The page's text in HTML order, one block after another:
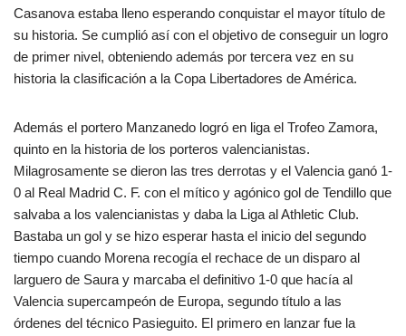
Casanova estaba lleno esperando conquistar el mayor título de
su historia. Se cumplió así con el objetivo de conseguir un logro
de primer nivel, obteniendo además por tercera vez en su
historia la clasificación a la Copa Libertadores de América.
Además el portero Manzanedo logró en liga el Trofeo Zamora,
quinto en la historia de los porteros valencianistas.
Milagrosamente se dieron las tres derrotas y el Valencia ganó 1-
0 al Real Madrid C. F. con el mítico y agónico gol de Tendillo que
salvaba a los valencianistas y daba la Liga al Athletic Club.
Bastaba un gol y se hizo esperar hasta el inicio del segundo
tiempo cuando Morena recogía el rechace de un disparo al
larguero de Saura y marcaba el definitivo 1-0 que hacía al
Valencia supercampeón de Europa, segundo título a las
órdenes del técnico Pasieguito. El primero en lanzar fue la